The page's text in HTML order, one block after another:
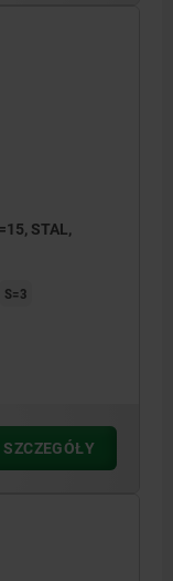
STAL,
S=3
SZCZEGÓŁY